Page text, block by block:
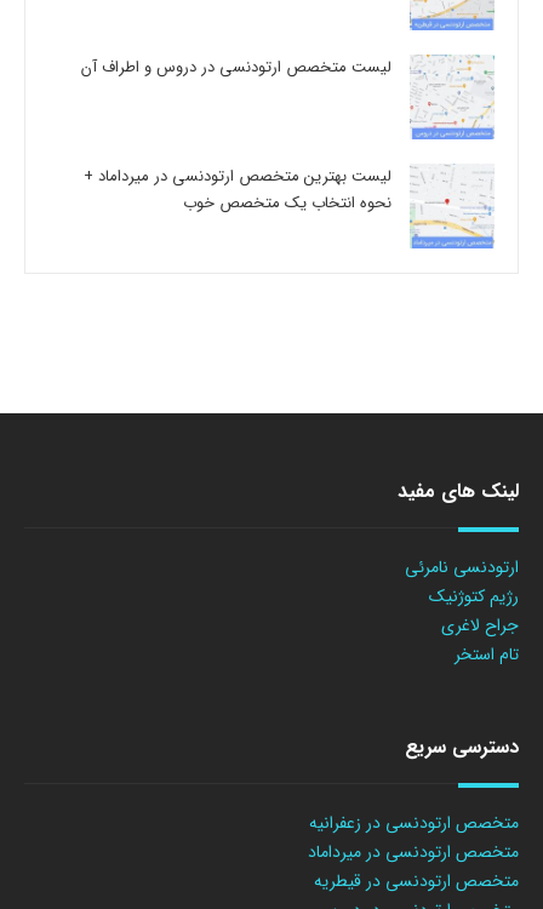
لیست متخصص ارتودنسی در دروس و اطراف آن
لیست بهترین متخصص ارتودنسی در میرداماد +
نحوه انتخاب یک متخصص خوب
لینک های مفید
ارتودنسی نامرئی
رژیم کتوژنیک
جراح لاغری
تام استخر
دسترسی سریع
متخصص ارتودنسی در زعفرانیه
متخصص ارتودنسی در میرداماد
متخصص ارتودنسی در قیطریه